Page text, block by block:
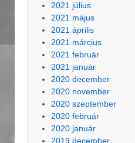
2021 július
2021 május
2021 április
2021 március
2021 február
2021 január
2020 december
2020 november
2020 szeptember
2020 február
2020 január
2019 december